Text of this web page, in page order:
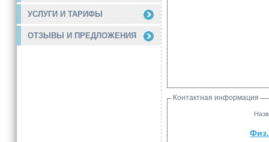
УСЛУГИ И ТАРИФЫ
ОТЗЫВЫ И ПРЕДЛОЖЕНИЯ
Контактная информация